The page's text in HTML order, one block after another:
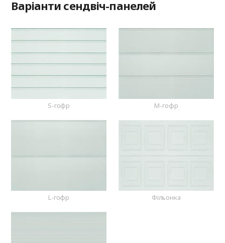
Варіанти сендвіч-панелей
S-гофр M-гофр
L-гофр Фільонка